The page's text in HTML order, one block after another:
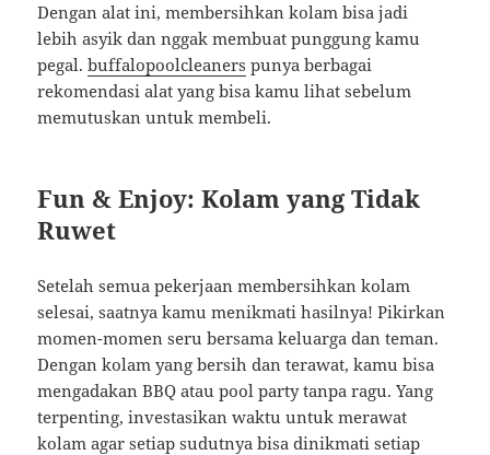
Dengan alat ini, membersihkan kolam bisa jadi
lebih asyik dan nggak membuat punggung kamu
pegal.buffalopoolcleaners punya berbagai
rekomendasi alat yang bisa kamu lihat sebelum
memutuskan untuk membeli.
Fun & Enjoy: Kolam yang Tidak
Ruwet
Setelah semua pekerjaan membersihkan kolam
selesai, saatnya kamu menikmati hasilnya! Pikirkan
momen-momen seru bersama keluarga dan teman.
Dengan kolam yang bersih dan terawat, kamu bisa
mengadakan BBQ atau pool party tanpa ragu. Yang
terpenting, investasikan waktu untuk merawat
kolam agar setiap sudutnya bisa dinikmati setiap